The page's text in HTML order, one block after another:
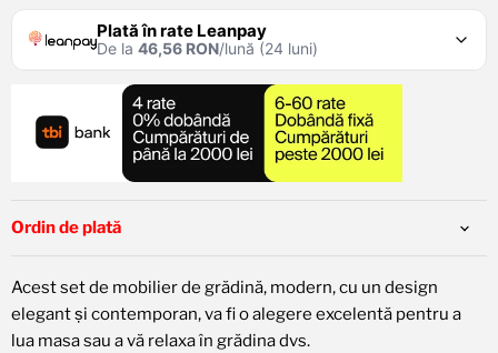
Plată în rate Leanpay
De la 46,56 RON/lună (24 luni)
93,13 RON/lună Rata lunară
Planuri disponibile:
3x 372,51 RON 6x 186,26 RON
12x 93,13 RON
🚨 Pentru plata în rate, alegeți
Plăți în rate cu
Ordin de plată
Acest set de mobilier de grădină, modern, cu un design
elegant și contemporan, va fi o alegere excelentă pentru a
lua masa sau a vă relaxa în grădina dvs.